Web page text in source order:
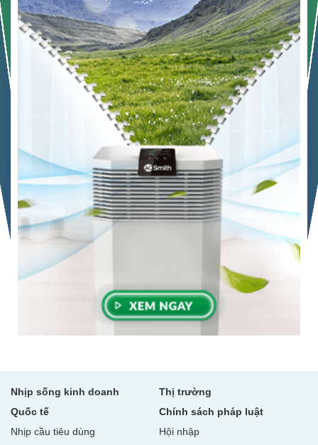
Nhịp sống kinh doanh
Thị trường
Quốc tế
Chính sách pháp luật
Nhịp cầu tiêu dùng
Hội nhập